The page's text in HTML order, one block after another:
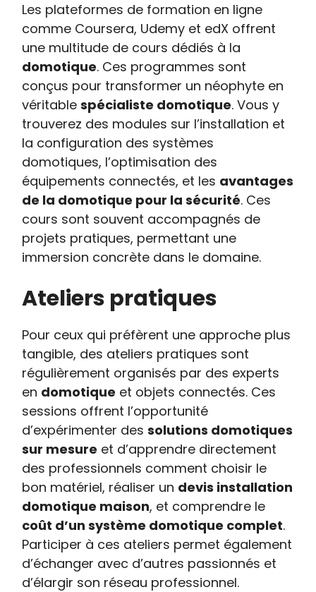
Les plateformes de formation en ligne
comme Coursera, Udemy et edX offrent
une multitude de cours dédiés à la
domotique. Ces programmes sont
conçus pour transformer un néophyte en
véritablespécialiste domotique. Vous y
trouverez des modules sur l’installation et
la configuration des systèmes
domotiques, l’optimisation des
équipements connectés, et les avantages
de la domotique pour la sécurité. Ces
cours sont souvent accompagnés de
projets pratiques, permettant une
immersion concrète dans le domaine.
Ateliers pratiques
Pour ceux qui préfèrent une approche plus
tangible, des ateliers pratiques sont
régulièrement organisés par des experts
en domotique et objets connectés. Ces
sessions offrent l’opportunité
d’expérimenter dessolutions domotiques
sur mesure et d’apprendre directement
des professionnels comment choisir le
bon matériel, réaliser un devis installation
domotique maison, et comprendre le
coût d’un système domotique complet.
Participer à ces ateliers permet également
d’échanger avec d’autres passionnés et
d’élargir son réseau professionnel.